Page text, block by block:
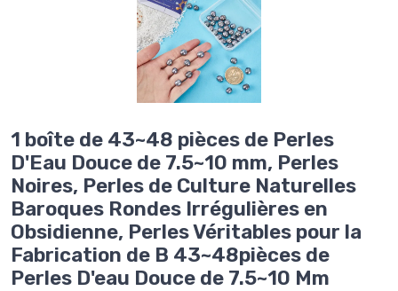
1 boîte de 43~48 pièces de Perles
D'Eau Douce de 7.5~10 mm, Perles
Noires, Perles de Culture Naturelles
Baroques Rondes Irrégulières en
Obsidienne, Perles Véritables pour la
Fabrication de B 43~48pièces de
Perles D'eau Douce de 7.5~10 Mm